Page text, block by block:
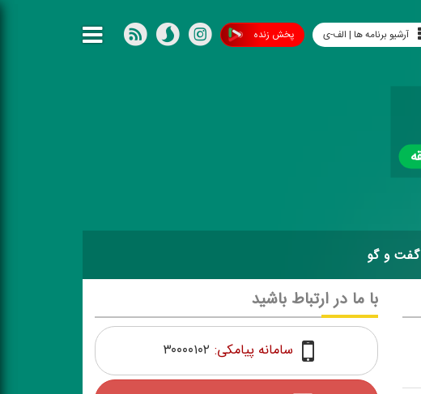
پخش زنده آرشیو برنامه ها | الف-ی
گفت و گو
با ما در ارتباط باشید
سامانه پیامکی: ۳۰۰۰۰۱۰۲